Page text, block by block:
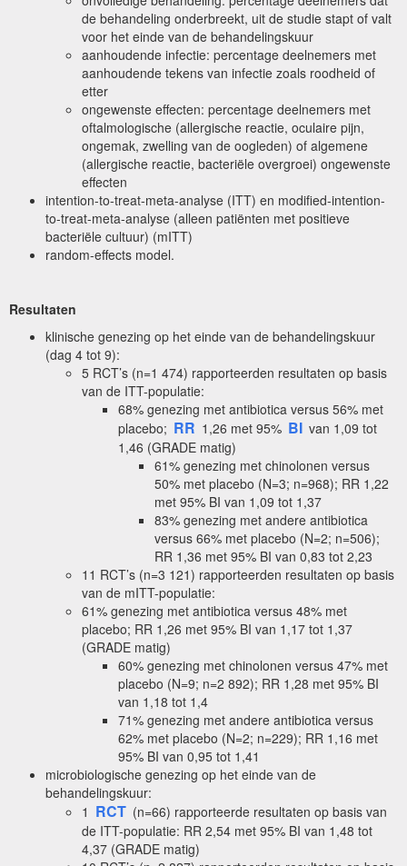
de behandeling onderbreekt, uit de studie stapt of valt
voor het einde van de behandelingskuur
aanhoudende infectie: percentage deelnemers met
aanhoudende tekens van infectie zoals roodheid of
etter
ongewenste effecten: percentage deelnemers met
oftalmologische (allergische reactie, oculaire pijn,
ongemak, zwelling van de oogleden) of algemene
(allergische reactie, bacteriële overgroei) ongewenste
effecten
intention-to-treat-meta-analyse (ITT) en modified-intention-
to-treat-meta-analyse (alleen patiënten met positieve
bacteriële cultuur) (mITT)
random-effects model.
Resultaten
klinische genezing op het einde van de behandelingskuur
(dag 4 tot 9):
5 RCT’s (n=1 474) rapporteerden resultaten op basis
van de ITT-populatie:
68% genezing met antibiotica versus 56% met
placebo; RR 1,26 met 95% BI van 1,09 tot
1,46 (GRADE matig)
61% genezing met chinolonen versus
50% met placebo (N=3; n=968); RR 1,22
met 95% BI van 1,09 tot 1,37
83% genezing met andere antibiotica
versus 66% met placebo (N=2; n=506);
RR 1,36 met 95% BI van 0,83 tot 2,23
11 RCT’s (n=3 121) rapporteerden resultaten op basis
van de mITT-populatie:
61% genezing met antibiotica versus 48% met
placebo; RR 1,26 met 95% BI van 1,17 tot 1,37
(GRADE matig)
60% genezing met chinolonen versus 47% met
placebo (N=9; n=2 892); RR 1,28 met 95% BI
van 1,18 tot 1,4
71% genezing met andere antibiotica versus
62% met placebo (N=2; n=229); RR 1,16 met
95% BI van 0,95 tot 1,41
microbiologische genezing op het einde van de
behandelingskuur:
1 RCT (n=66) rapporteerde resultaten op basis van
de ITT-populatie: RR 2,54 met 95% BI van 1,48 tot
4,37 (GRADE matig)